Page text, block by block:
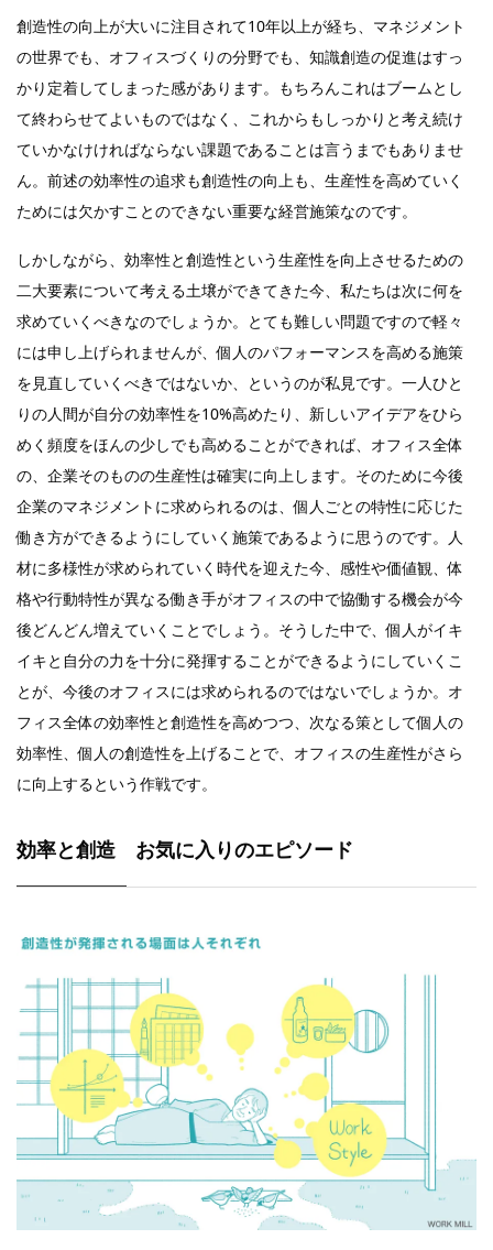
創造性の向上が大いに注目されて10年以上が経ち、マネジメント
の世界でも、オフィスづくりの分野でも、知識創造の促進はすっ
かり定着してしまった感があります。もちろんこれはブームとし
て終わらせてよいものではなく、これからもしっかりと考え続け
ていかなけければならない課題であることは言うまでもありませ
ん。前述の効率性の追求も創造性の向上も、生産性を高めていく
ためには欠かすことのできない重要な経営施策なのです。
しかしながら、効率性と創造性という生産性を向上させるための
二大要素について考える土壌ができてきた今、私たちは次に何を
求めていくべきなのでしょうか。とても難しい問題ですので軽々
には申し上げられませんが、個人のパフォーマンスを高める施策
を見直していくべきではないか、というのが私見です。一人ひと
りの人間が自分の効率性を10%高めたり、新しいアイデアをひら
めく頻度をほんの少しでも高めることができれば、オフィス全体
の、企業そのものの生産性は確実に向上します。そのために今後
企業のマネジメントに求められるのは、個人ごとの特性に応じた
働き方ができるようにしていく施策であるように思うのです。人
材に多様性が求められていく時代を迎えた今、感性や価値観、体
格や行動特性が異なる働き手がオフィスの中で協働する機会が今
後どんどん増えていくことでしょう。そうした中で、個人がイキ
イキと自分の力を十分に発揮することができるようにしていくこ
とが、今後のオフィスには求められるのではないでしょうか。オ
フィス全体の効率性と創造性を高めつつ、次なる策として個人の
効率性、個人の創造性を上げることで、オフィスの生産性がさら
に向上するという作戦です。
効率と創造 お気に入りのエピソード